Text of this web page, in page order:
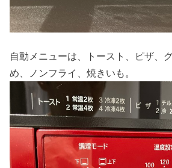
自動メニューは、トースト、ピザ、
め、ノンフライ、焼きいも。